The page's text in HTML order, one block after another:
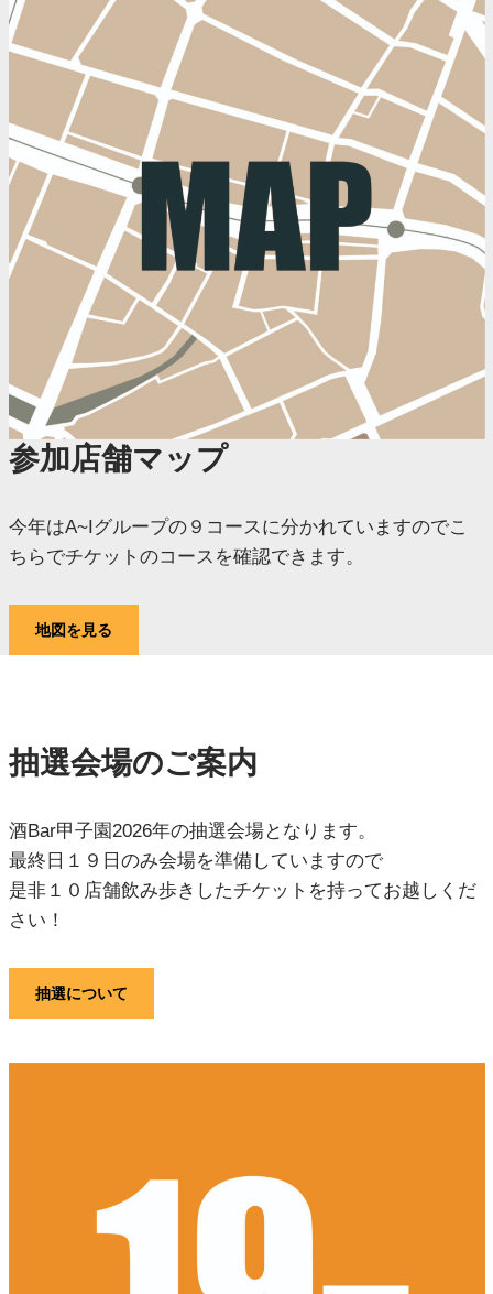
参加店舗マップ
今年はA~Iグループの９コースに分かれていますのでこ
ちらでチケットのコースを確認できます。
地図を見る
抽選会場のご案内
酒Bar甲子園2026年の抽選会場となります。
最終日１９日のみ会場を準備していますので
是非１０店舗飲み歩きしたチケットを持ってお越しくだ
さい！
抽選について